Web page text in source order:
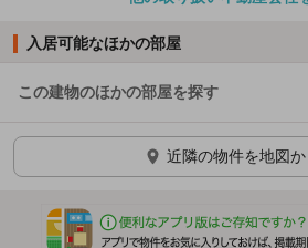
入居可能なほかの部屋
この建物のほかの部屋を探す
ほかの部屋を検索中…
近隣の物件を地図